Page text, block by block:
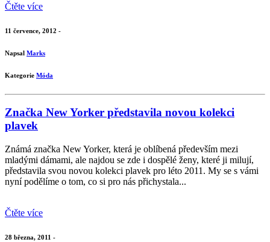
Čtěte více
11 července, 2012 -
Napsal Marks
Kategorie Móda
Značka New Yorker představila novou kolekci
plavek
Známá značka New Yorker, která je oblíbená především mezi
mladými dámami, ale najdou se zde i dospělé ženy, které ji milují,
představila svou novou kolekci plavek pro léto 2011. My se s vámi
nyní podělíme o tom, co si pro nás přichystala...
Čtěte více
28 března, 2011 -